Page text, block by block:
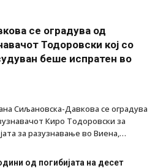
се оградува од
Тодоровски кој со
беше испратен во
Сиљановска-Давкова се оградува
Киро Тодоровски за
за разузнавање во Виена,…
од погибијата на десет